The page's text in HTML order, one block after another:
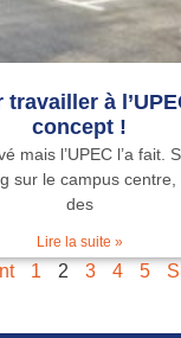
à
concept !
mais l’UPEC l’a fait.
sur le campus
des
Lire la suite »
1 2 3 4 5